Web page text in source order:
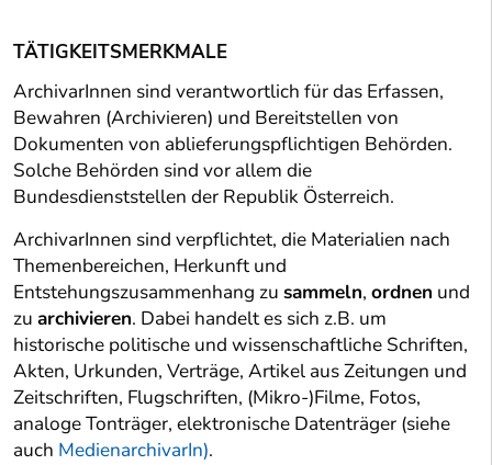
TÄTIGKEITSMERKMALE
ArchivarInnen sind verantwortlich für das Erfassen,
Bewahren (Archivieren) und Bereitstellen von
Dokumenten von ablieferungspflichtigen Behörden.
Solche Behörden sind vor allem die
Bundesdienststellen der Republik Österreich.
ArchivarInnen sind verpflichtet, die Materialien nach
Themenbereichen, Herkunft und
Entstehungszusammenhang zu sammeln, ordnen und
zu archivieren. Dabei handelt es sich z.B. um
historische politische und wissenschaftliche Schriften,
Akten, Urkunden, Verträge, Artikel aus Zeitungen und
Zeitschriften, Flugschriften, (Mikro-)Filme, Fotos,
analoge Tonträger, elektronische Datenträger (siehe
auch MedienarchivarIn).